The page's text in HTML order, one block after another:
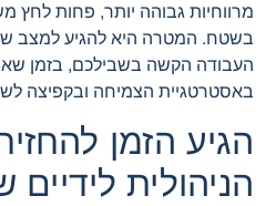
מרווחיות גבוהה יותר, פחות לחץ
בשטח. המטרה היא להגיע למצב
העבודה הקשה בשבילכם, בזמן
באסטרטגיית הצמיחה ובקפיצה
הגיע הזמן
הניהולית